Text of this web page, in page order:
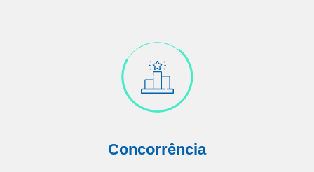
Concorrência